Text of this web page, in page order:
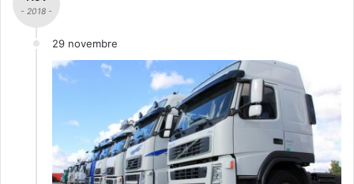
- 2018 -
29 novembre